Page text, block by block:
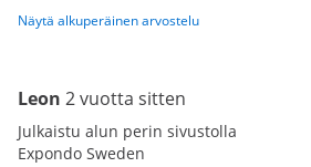
Näytä alkuperäinen arvostelu
Leon 2 vuotta sitten
Julkaistu alun perin sivustolla
Expondo Sweden